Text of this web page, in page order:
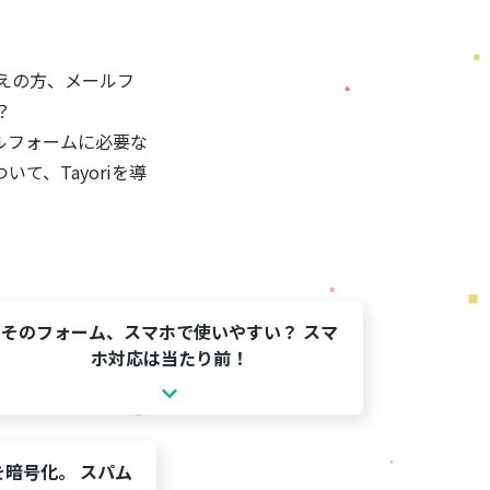
の方、メールフ
ォームに必要な
いて、Tayoriを導
そのフォーム、スマホで使いやすい？ スマ
ホ対応は当たり前！
号化。 スパム